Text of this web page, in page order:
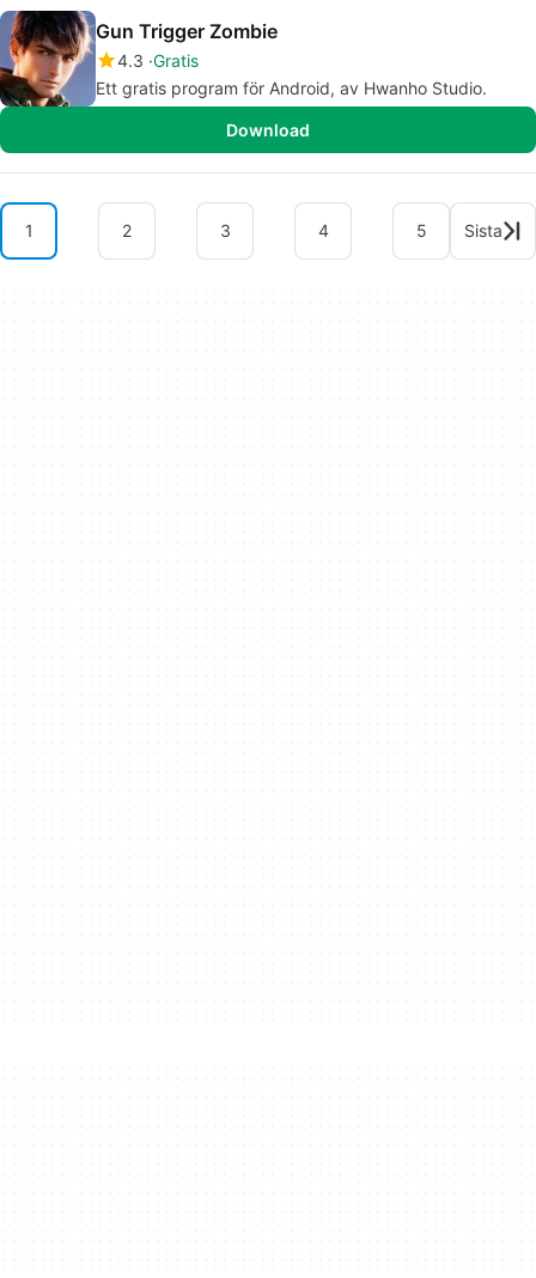
Gun Trigger Zombie
4.3 Gratis
Ett gratis program för Android, av Hwanho Studio.
Download
1 2 3 4 5 Sista